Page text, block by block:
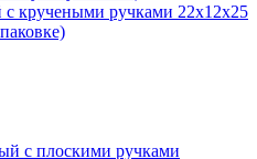
кручеными ручками 22х12х25